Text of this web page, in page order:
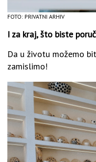
FOTO: PRIVATNI ARHIV
I za kraj, što biste
Da u životu možemo
zamislimo!